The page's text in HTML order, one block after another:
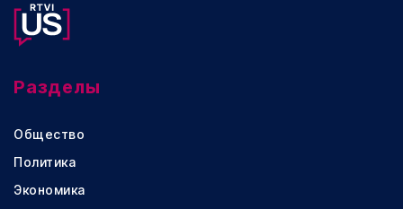
Разделы
Общество
Политика
Экономика